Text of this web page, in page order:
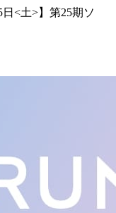
<土>】第25期ソ